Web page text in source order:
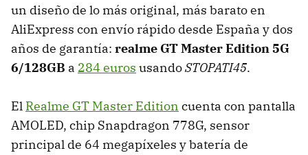
un diseño de lo más original, más barato en
AliExpress con envío rápido desde España y dos
años de garantía: realme GT Master Edition 5G
6/128GB a 284 euros usandoSTOPATI45.
El Realme GT Master Edition cuenta con pantalla
AMOLED, chip Snapdragon 778G, sensor
principal de 64 megapíxeles y batería de